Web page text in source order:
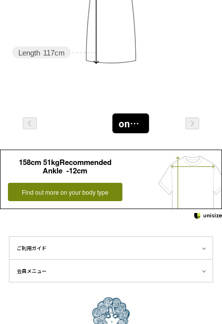
Length 117cm
oneｻｲｽﾞ
158cm 51kgRecommended
Ankle -12cm
Find out more on your body type
ご利用ガイド
会員メニュー